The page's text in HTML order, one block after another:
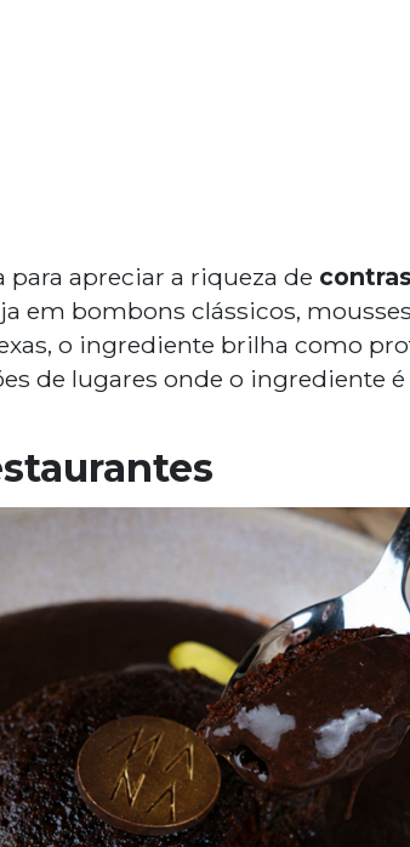
apreciar a riqueza de
em bombons clássicos,
o ingrediente brilha como
de lugares onde o ingrediente é